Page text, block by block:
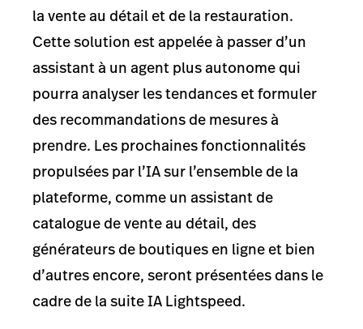
la vente au détail et de la restauration.
Cette solution est appelée à passer d’un
assistant à un agent plus autonome qui
pourra analyser les tendances et formuler
des recommandations de mesures à
prendre. Les prochaines fonctionnalités
propulsées par l’IA sur l’ensemble de la
plateforme, comme un assistant de
catalogue de vente au détail, des
générateurs de boutiques en ligne et bien
d’autres encore, seront présentées dans le
cadre de la suite IA Lightspeed.